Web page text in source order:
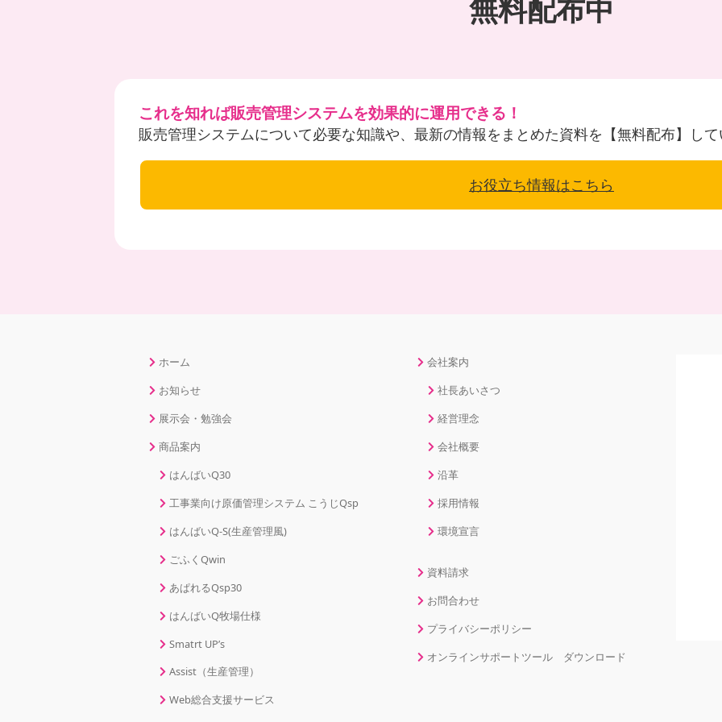
無料配布中
これを知れば販売管理システムを効果的に運用できる！
販売管理システムについて必要な知識や、最新の情報をまとめた資料を【無料配布】し
お役立ち情報はこちら
ホーム
お知らせ
展示会・勉強会
商品案内
はんばいQ30
工事業向け原価管理システム こうじQsp
はんばいQ-S(生産管理風)
ごふくQwin
あぱれるQsp30
はんばいQ牧場仕様
Smatrt UP’s
Assist（生産管理）
Web総合支援サービス
会社案内
社長あいさつ
経営理念
会社概要
沿革
採用情報
環境宣言
資料請求
お問合わせ
プライバシーポリシー
オンラインサポートツール ダウンロード